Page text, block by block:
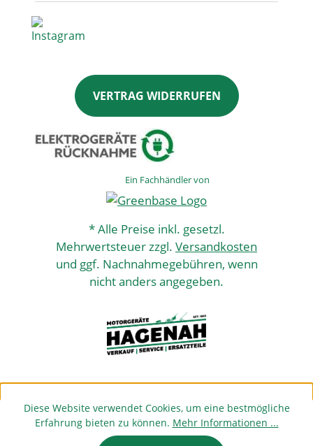
VERTRAG WIDERRUFEN
Ein Fachhändler von
* Alle Preise inkl. gesetzl.
Mehrwertsteuer zzgl. Versandkosten
und ggf. Nachnahmegebühren, wenn
nicht anders angegeben.
Diese Website verwendet Cookies, um eine bestmögliche
Erfahrung bieten zu können. Mehr Informationen ...